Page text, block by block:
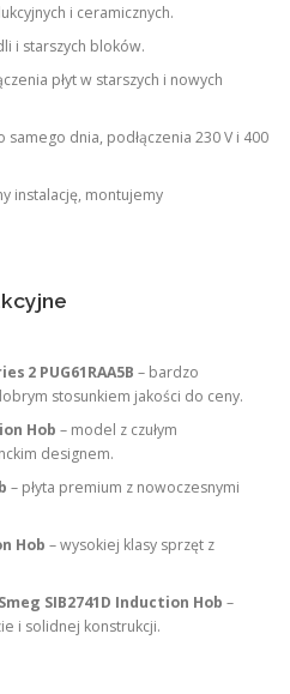
i ceramicznych.
i starszych bloków.
płyt w starszych i nowych
samego dnia, podłączenia 230 V i 400
instalację, montujemy
2 PUG61RAA5B – bardzo
stosunkiem jakości do ceny.
Hob – model z czułym
designem.
– płyta premium z nowoczesnymi
Hob – wysokiej klasy sprzęt z
Smeg SIB2741D Induction Hob –
i solidnej konstrukcji.